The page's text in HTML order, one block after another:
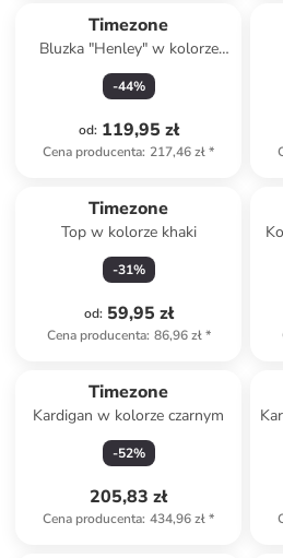
Timezone
Bluzka "Henley" w kolorze
pomarańczowym
-44%
od: 119,95 zł
Cena producenta: 217,46 zł*
Timezone
Top w kolorze khaki
-31%
od: 59,95 zł
Cena producenta: 86,96 zł*
Timezone
Kardigan w kolorze czarnym
-52%
205,83 zł
Cena producenta: 434,96 zł*